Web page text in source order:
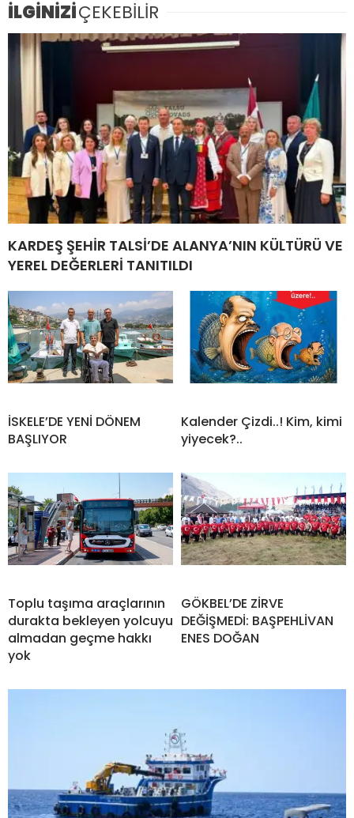
İLGİNİZİÇEKEBİLİR
KARDEŞ ŞEHİR TALSİ’DE ALANYA’NIN KÜLTÜRÜ VE
YEREL DEĞERLERİ TANITILDI
İSKELE’DE YENİ DÖNEM
BAŞLIYOR
Kalender Çizdi..! Kim, kimi
yiyecek?..
Toplu taşıma araçlarının
durakta bekleyen yolcuyu
almadan geçme hakkı
yok
GÖKBEL’DE ZİRVE
DEĞİŞMEDİ: BAŞPEHLİVAN
ENES DOĞAN